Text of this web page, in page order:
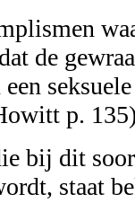
de
p.
bij dit
staat